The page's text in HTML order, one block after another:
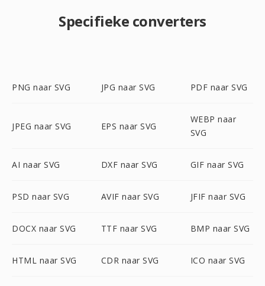
Specifieke converters
PNG naar SVG JPG naar SVG PDF naar SVG
JPEG naar SVG EPS naar SVG
WEBP naar
SVG
AI naar SVG DXF naar SVG GIF naar SVG
PSD naar SVG AVIF naar SVG JFIF naar SVG
DOCX naar SVG TTF naar SVG BMP naar SVG
HTML naar SVG CDR naar SVG ICO naar SVG